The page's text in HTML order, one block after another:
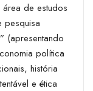
área de estudos
pesquisa
(apresentando
política
história
e ética